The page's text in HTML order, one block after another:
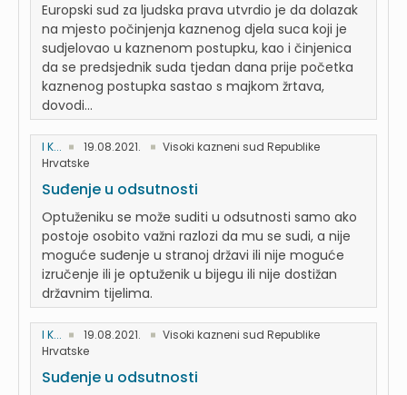
Europski sud za ljudska prava utvrdio je da dolazak
na mjesto počinjenja kaznenog djela suca koji je
sudjelovao u kaznenom postupku, kao i činjenica
da se predsjednik suda tjedan dana prije početka
kaznenog postupka sastao s majkom žrtava,
dovodi...
I K... 19.08.2021.
Visoki kazneni sud Republike
Hrvatske
Suđenje u odsutnosti
Optuženiku se može suditi u odsutnosti samo ako
postoje osobito važni razlozi da mu se sudi, a nije
moguće suđenje u stranoj državi ili nije moguće
izručenje ili je optuženik u bijegu ili nije dostižan
državnim tijelima.
I K... 19.08.2021.
Visoki kazneni sud Republike
Hrvatske
Suđenje u odsutnosti